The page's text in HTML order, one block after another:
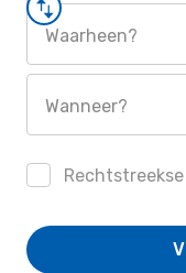
Waarheen?
Wanneer?